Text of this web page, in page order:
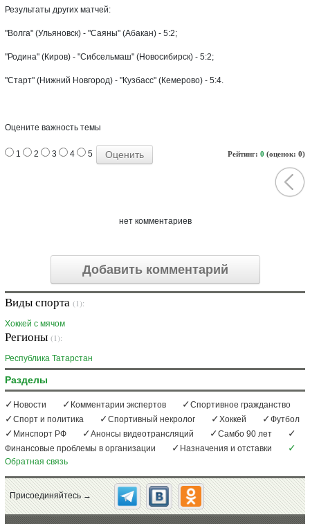
Результаты других матчей:
"Волга" (Ульяновск) - "Саяны" (Абакан) - 5:2;
"Родина" (Киров) - "Сибсельмаш" (Новосибирск) - 5:2;
"Старт" (Нижний Новгород) - "Кузбасс" (Кемерово) - 5:4.
Оцените важность темы
Рейтинг: 0 (оценок: 0)
1 2 3 4 5
нет комментариев
Добавить комментарий
Виды спорта (1):
Хоккей с мячом
Регионы (1):
Республика Татарстан
Разделы
Новости Комментарии экспертов
Спортивное гражданство
Спорт и политика
Спортивный некролог Хоккей
Футбол
Минспорт РФ
Анонсы видеотрансляций
Самбо 90 лет
Финансовые проблемы в организации
Назначения и отставки
Обратная связь
Присоединяйтесь →